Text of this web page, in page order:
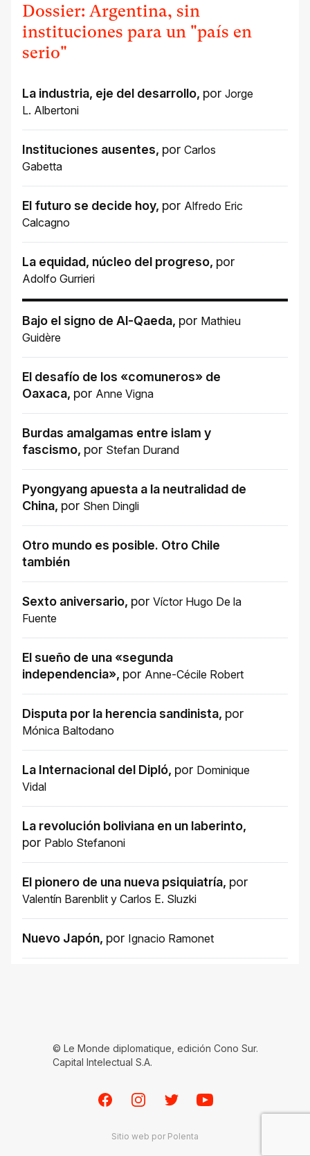
Dossier: Argentina, sin
instituciones para un "país en
serio"
La industria, eje del desarrollo, por Jorge
L. Albertoni
Instituciones ausentes, por Carlos
Gabetta
El futuro se decide hoy, por Alfredo Eric
Calcagno
La equidad, núcleo del progreso, por
Adolfo Gurrieri
Bajo el signo de Al-Qaeda, por Mathieu
Guidère
El desafío de los «comuneros» de
Oaxaca, por Anne Vigna
Burdas amalgamas entre islam y
fascismo, por Stefan Durand
Pyongyang apuesta a la neutralidad de
China, por Shen Dingli
Otro mundo es posible. Otro Chile
también
Sexto aniversario, por Víctor Hugo De la
Fuente
El sueño de una «segunda
independencia», por Anne-Cécile Robert
Disputa por la herencia sandinista, por
Mónica Baltodano
La Internacional del Dipló, por Dominique
Vidal
La revolución boliviana en un laberinto,
por Pablo Stefanoni
El pionero de una nueva psiquiatría, por
Valentín Barenblit y Carlos E. Sluzki
Nuevo Japón, por Ignacio Ramonet
© Le Monde diplomatique, edición Cono Sur.
Capital Intelectual S.A.
FacebookInstagramTwitterYoutube
Sitio web por Polenta